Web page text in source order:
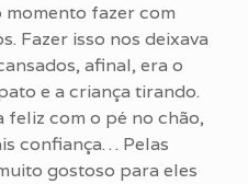
momento fazer com
Fazer isso nos deixava
afinal, era o
e a criança tirando.
com o pé no chão,
confiança… Pelas
gostoso para eles